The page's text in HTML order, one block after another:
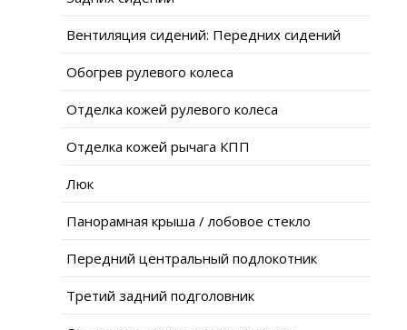
Вентиляция сидений: Передних сидений
Обогрев рулевого колеса
Отделка кожей рулевого колеса
Отделка кожей рычага КПП
Люк
Панорамная крыша / лобовое стекло
Передний центральный подлокотник
Третий задний подголовник